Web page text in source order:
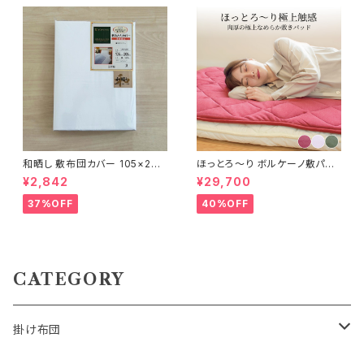
アクアビーズ
和晒し 敷布団カバー 105×205
cm
¥2,842
37%OFF
ほっとろ～り ボルケーノ敷パット
100×205cm
¥29,700
40%OFF
CATEGORY
掛け布団